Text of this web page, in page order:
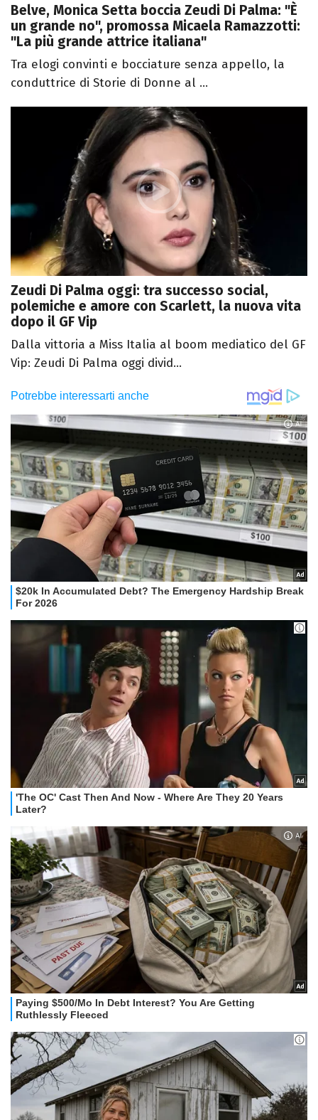
Belve, Monica Setta boccia Zeudi Di Palma: "È
un grande no", promossa Micaela Ramazzotti:
"La più grande attrice italiana"
Tra elogi convinti e bocciature senza appello, la
conduttrice di Storie di Donne al ...
Zeudi Di Palma oggi: tra successo social,
polemiche e amore con Scarlett, la nuova vita
dopo il GF Vip
Dalla vittoria a Miss Italia al boom mediatico del GF
Vip: Zeudi Di Palma oggi divid...